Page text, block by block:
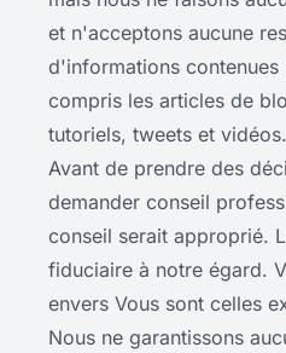
et n'acceptons aucune
d'informations
compris les articles de
tutoriels, tweets et vidéos.
Avant de prendre des
demander conseil
conseil serait approprié.
fiduciaire à notre égard.
envers Vous sont celles
Nous ne garantissons